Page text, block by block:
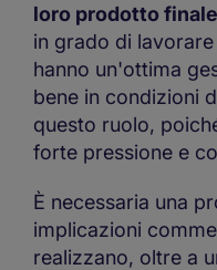
loro prodotto finale
in grado di
hanno un'ottima
bene in condizioni
questo ruolo,
forte pressione e
È necessaria una
implicazioni
realizzano, oltre a